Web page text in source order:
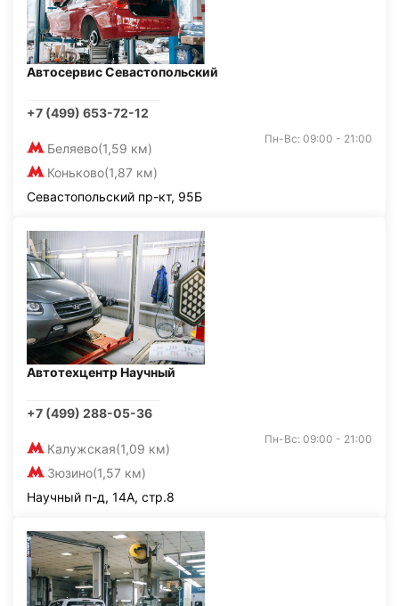
Автосервис Севастопольский
+7 (499) 653-72-12
Беляево(1,59 км)
Коньково(1,87 км)
Пн-Вс: 09:00 - 21:00
Севастопольский пр-кт, 95Б
Автотехцентр Научный
+7 (499) 288-05-36
Калужская(1,09 км)
Зюзино(1,57 км)
Пн-Вс: 09:00 - 21:00
Научный п-д, 14А, стр.8